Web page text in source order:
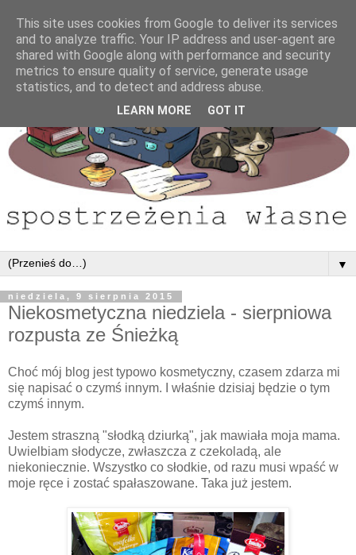
▼
niedziela, 9 sierpnia 2015
Niekosmetyczna niedziela - sierpniowa
rozpusta ze Śnieżką
Choć mój blog jest typowo kosmetyczny, czasem zdarza mi
się napisać o czymś innym. I właśnie dzisiaj będzie o tym
czymś innym.
Jestem straszną "słodką dziurką", jak mawiała moja mama.
Uwielbiam słodycze, zwłaszcza z czekoladą, ale
niekoniecznie. Wszystko co słodkie, od razu musi wpaść w
moje ręce i zostać spałaszowane. Taka już jestem.
This site uses cookies from Google to deliver its services
and to analyze traffic. Your IP address and user-agent are
shared with Google along with performance and security
metrics to ensure quality of service, generate usage
statistics, and to detect and address abuse.
LEARN MORE GOT IT